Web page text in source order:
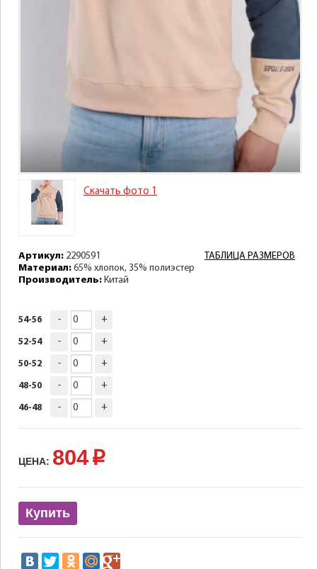
Скачать фото 1
ТАБЛИЦА РАЗМЕРОВ
Артикул: 2290591
Материал: 65% хлопок, 35% полиэстер
Производитель: Китай
54-56 - +
52-54 - +
50-52 - +
48-50 - +
46-48 - +
ЦЕНА: 804 p
Купить